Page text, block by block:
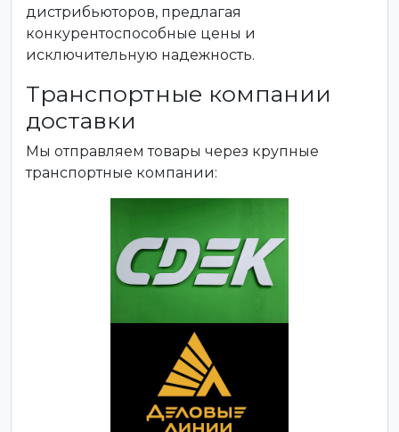
дистрибьюторов, предлагая
конкурентоспособные цены и
исключительную надежность.
Транспортные компании
доставки
Мы отправляем товары через крупные
транспортные компании: